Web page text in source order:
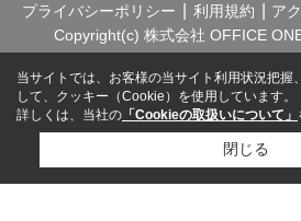
プライバシーポリシー 利用規約 ア
Copyright(c) 株式会社 OFFICE
当サイトでは、お客様の当サイト利用状況把握
して、クッキー（Cookie）を使用しています。
詳しくは、当社の 「Cookieの取扱いについて」
閉じる